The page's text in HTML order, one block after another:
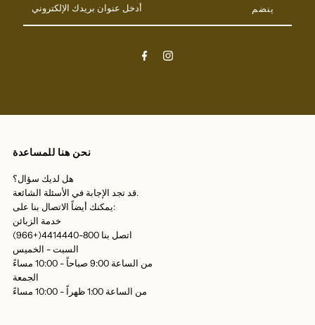
عنوان
بريدك
نحن هنا للمساعدة
هل لديك سؤال؟
قد تجد الإجابة في الأسئلة الشائعة.
يمكنك أيضاً الاتصال بنا على:
خدمة الزبائن
اتصل بنا 800-4414440(+966)
السبت - الخميس
من الساعة 9:00 صباحاً - 10:00 مساءً
الجمعة
من الساعة 1:00 ظهراً - 10:00 مساءً